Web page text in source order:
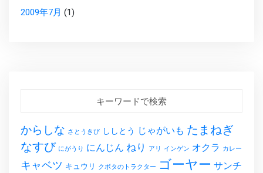
2009年7月 (1)
キーワードで検索
からしな さとうきび ししとう じゃがいも たまねぎ
なすび にがうり にんじん ねり アリ インゲン オクラ カレー
キャベツ キュウリ クボタのトラクター ゴーヤー サンチ